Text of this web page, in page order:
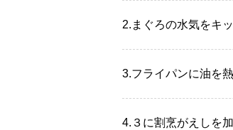
2. まぐろの水気をキ
3.フライパンに油を
4. ３に割烹がえしを